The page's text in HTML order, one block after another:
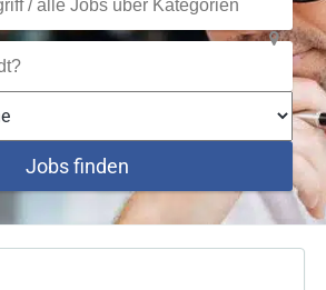
Jobs finden